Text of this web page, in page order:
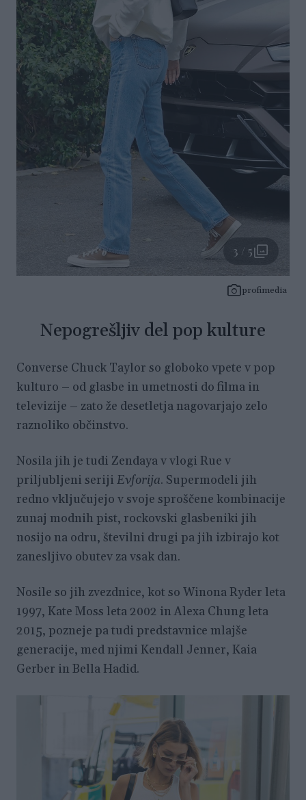
3 / 5
profimedia
Nepogrešljiv del pop kulture
Converse Chuck Taylor so globoko vpete v pop
kulturo – od glasbe in umetnosti do filma in
televizije – zato že desetletja nagovarjajo zelo
raznoliko občinstvo.
Nosila jih je tudi Zendaya v vlogi Rue v
priljubljeni seriji Evforija. Supermodeli jih
redno vključujejo v svoje sproščene kombinacije
zunaj modnih pist, rockovski glasbeniki jih
nosijo na odru, številni drugi pa jih izbirajo kot
zanesljivo obutev za vsak dan.
Nosile so jih zvezdnice, kot so Winona Ryder leta
1997, Kate Moss leta 2002 in Alexa Chung leta
2015, pozneje pa tudi predstavnice mlajše
generacije, med njimi Kendall Jenner, Kaia
Gerber in Bella Hadid.